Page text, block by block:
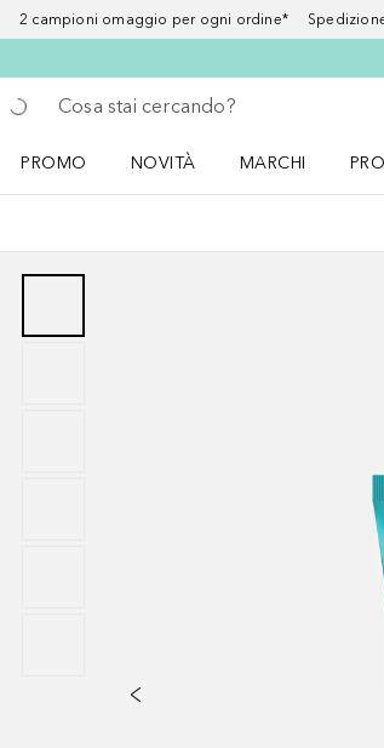
2 campioni omaggio per ogni ordine*
Torna indietro
Esegui ricerca
PROMO
NOVITÀ
MARCHI